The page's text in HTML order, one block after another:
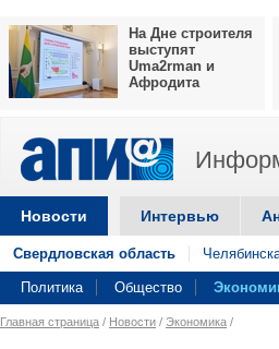
На Дне строителя
выступят
Uma2rman и
Афродита
Новости Интервью
Свердловская область
Политика Общество
Главная страница / Новости / Экономика /